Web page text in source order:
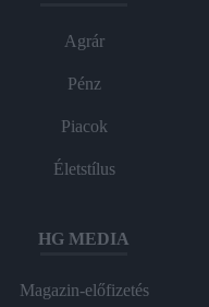
Agrár
Pénz
Piacok
Életstílus
HG MEDIA
Magazin-előfizetés